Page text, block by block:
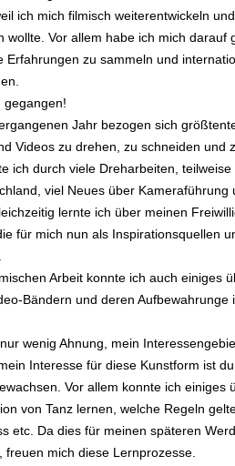
ich mich filmisch weiterentwickeln
wollte. Vor allem habe ich mich darauf
Erfahrungen zu sammeln und
gegangen!
Jahr bezogen sich
Videos zu drehen, zu schneiden und
ich durch viele Dreharbeiten, teilweise
viel Neues über Kameraführung
lernte ich über meinen
für mich nun als Inspirationsquellen
Arbeit konnte ich auch einiges
Bändern und deren Aufbewahrunge
wenig Ahnung, mein
Interesse für diese Kunstform ist
Vor allem konnte ich einiges
von Tanz lernen, welche Regeln
etc. Da dies für meinen späteren
mich diese Lernprozesse.